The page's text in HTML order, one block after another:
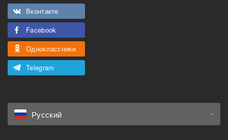
Вконтакте
Facebook
Одноклассники
Telegram
Русский